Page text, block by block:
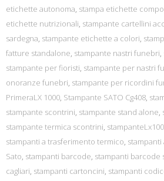
etichette autonoma, stampa etichette
etichette nutrizionali, stampante cartellini
sardegna, stampante etichette a colori,
fatture standalone, stampante nastri funebri,
stampante per fioristi, stampante per nastri
onoranze funebri, stampante per ricordini
PrimeraLX 1000, Stampante SATO Cg408,
stampante scontrini, stampante stand alone,
stampante termica scontrini,
stampanti a trasferimento termico, stampanti
Sato, stampanti barcode, stampanti barcode
cagliari, stampanti cartoncini, stampanti